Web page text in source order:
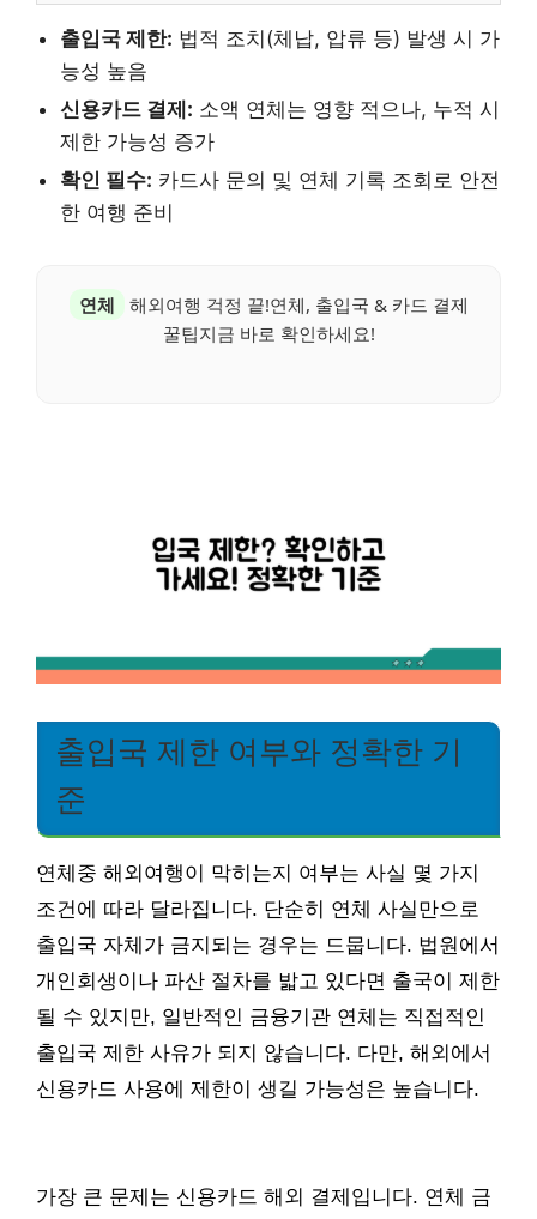
출입국 제한: 법적 조치(체납, 압류 등) 발생 시 가
능성 높음
신용카드 결제: 소액 연체는 영향 적으나, 누적 시
제한 가능성 증가
확인 필수: 카드사 문의 및 연체 기록 조회로 안전
한 여행 준비
연체
해외여행 걱정 끝!연체, 출입국 & 카드 결제
꿀팁지금 바로 확인하세요!
출입국 제한 여부와 정확한 기
준
연체중 해외여행이 막히는지 여부는 사실 몇 가지
조건에 따라 달라집니다. 단순히 연체 사실만으로
출입국 자체가 금지되는 경우는 드뭅니다. 법원에서
개인회생이나 파산 절차를 밟고 있다면 출국이 제한
될 수 있지만, 일반적인 금융기관 연체는 직접적인
출입국 제한 사유가 되지 않습니다. 다만, 해외에서
신용카드 사용에 제한이 생길 가능성은 높습니다.
가장 큰 문제는 신용카드 해외 결제입니다. 연체 금